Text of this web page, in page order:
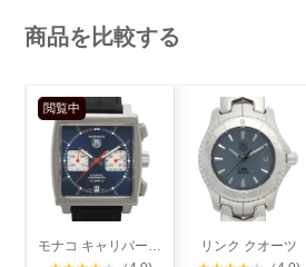
商品を比較する
閲覧中
モナコ キャリバー12 クロノグラフ スティーブマックイーン
リンク クオーツ